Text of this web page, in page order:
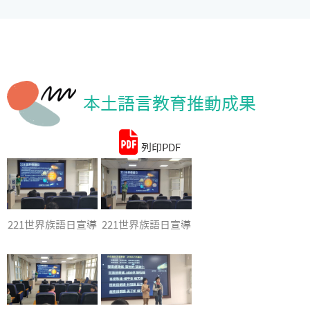
計資料
本土語言教育推動成果
列印PDF
221世界族語日宣導 221世界族語日宣導